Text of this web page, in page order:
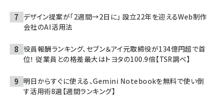
デザイン提案が「2週間→2日に」 設立22年を迎えるWeb制作
会社のAI活用法
役員報酬ランキング、セブン＆アイ元取締役が134億円超で首
位！ 従業員との格差最大はトヨタの100.9倍【TSR調べ】
明日からすぐに使える、Gemini Notebookを無料で使い倒
す活用術8選【週間ランキング】